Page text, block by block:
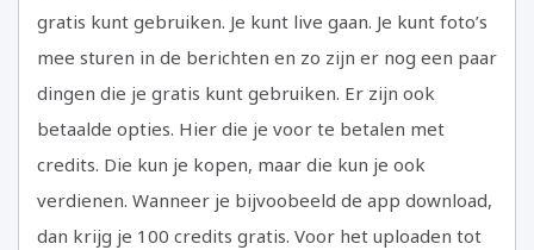
gratis kunt gebruiken. Je kunt live gaan. Je kunt foto’s
mee sturen in de berichten en zo zijn er nog een paar
dingen die je gratis kunt gebruiken. Er zijn ook
betaalde opties. Hier die je voor te betalen met
credits. Die kun je kopen, maar die kun je ook
verdienen. Wanneer je bijvoobeeld de app download,
dan krijg je 100 credits gratis. Voor het uploaden tot